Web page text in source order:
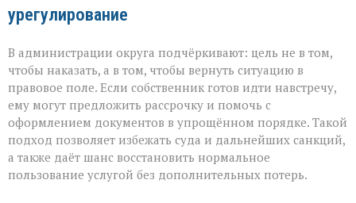
урегулирование
В администрации округа подчёркивают: цель не в том,
чтобы наказать, а в том, чтобы вернуть ситуацию в
правовое поле. Если собственник готов идти навстречу,
ему могут предложить рассрочку и помочь с
оформлением документов в упрощённом порядке. Такой
подход позволяет избежать суда и дальнейших санкций,
а также даёт шанс восстановить нормальное
пользование услугой без дополнительных потерь.